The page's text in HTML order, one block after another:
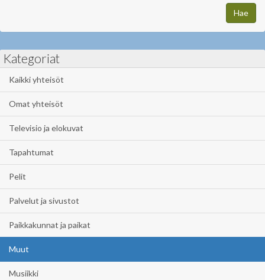
Kategoriat
Kaikki yhteisöt
Omat yhteisöt
Televisio ja elokuvat
Tapahtumat
Pelit
Palvelut ja sivustot
Paikkakunnat ja paikat
Muut
Musiikki